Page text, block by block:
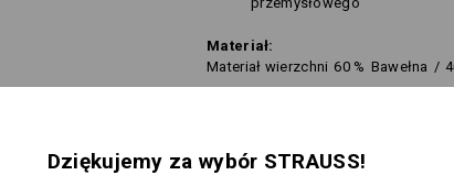
Materiał:
Materiał wierzchni 60 % Bawełna /
Suszyć w suszarce
Dziękujemy za wybór STRAUSS!